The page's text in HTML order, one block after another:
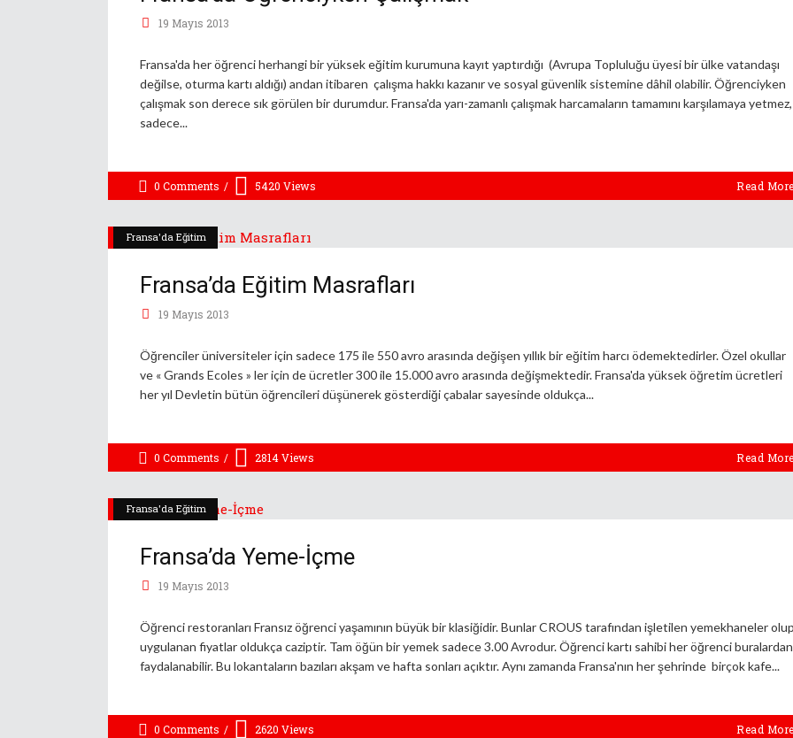
19 Mayıs 2013
Fransa'da her öğrenci herhangi bir yüksek eğitim kurumuna kayıt yaptırdığı (Avrupa Topluluğu üyesi bir ülke vatandaşı
değilse, oturma kartı aldığı) andan itibaren çalışma hakkı kazanır ve sosyal güvenlik sistemine dâhil olabilir. Öğrenciyken
çalışmak son derece sık görülen bir durumdur. Fransa'da yarı-zamanlı çalışmak harcamaların tamamını karşılamaya yetmez,
sadece
0 Comments 5420 Views Read
Fransa'da Eğitim
Fransa’da Eğitim Masrafları
19 Mayıs 2013
Öğrenciler üniversiteler için sadece 175 ile 550 avro arasında değişen yıllık bir eğitim harcı ödemektedirler. Özel okullar
ve « Grands Ecoles » ler için de ücretler 300 ile 15.000 avro arasında değişmektedir. Fransa'da yüksek öğretim ücretleri
her yıl Devletin bütün öğrencileri düşünerek gösterdiği çabalar sayesinde oldukça
0 Comments 2814Views Read
Fransa'da Eğitim
Fransa’da Yeme-İçme
19 Mayıs 2013
Öğrenci restoranları Fransız öğrenci yaşamının büyük bir klasiğidir. Bunlar CROUS tarafından işletilen yemekhaneler
uygulanan fiyatlar oldukça caziptir. Tam öğün bir yemek sadece 3.00 Avrodur. Öğrenci kartı sahibi her öğrenci buralardan
faydalanabilir. Bu lokantaların bazıları akşam ve hafta sonları açıktır. Aynı zamanda Fransa'nın her şehrinde birçok kafe
0 Comments 2620 Views Read